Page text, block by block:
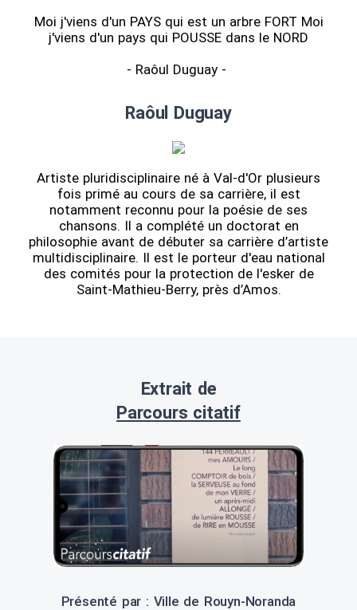
Moi j'viens d'un PAYS qui est un arbre FORT Moi
j'viens d'un pays qui POUSSE dans le NORD
- Raôul Duguay -
Raôul Duguay
Artiste pluridisciplinaire né à Val-d'Or plusieurs
fois primé au cours de sa carrière, il est
notamment reconnu pour la poésie de ses
chansons. Il a complété un doctorat en
philosophie avant de débuter sa carrière d’artiste
multidisciplinaire. Il est le porteur d'eau national
des comités pour la protection de l'esker de
Saint-Mathieu-Berry, près d’Amos.
Extrait de
Parcours citatif
Présenté par : Ville de Rouyn-Noranda